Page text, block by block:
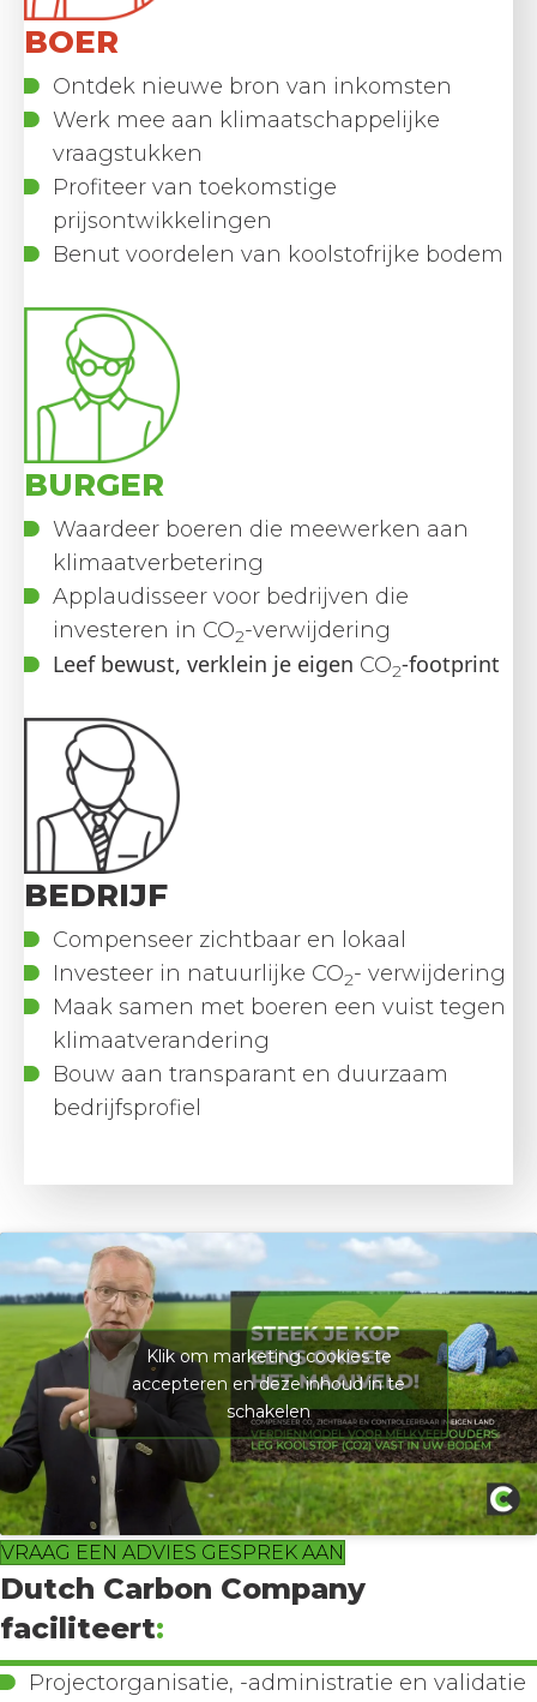
BOER
Ontdek nieuwe bron van inkomsten
Werk mee aan klimaatschappelijke
vraagstukken
Profiteer van toekomstige
prijsontwikkelingen
Benut voordelen van koolstofrijke bodem
BURGER
Waardeer boeren die meewerken aan
klimaatverbetering
Applaudisseer voor bedrijven die
investeren in CO2-verwijdering
Leef bewust, verklein je eigen CO2-footprint
BEDRIJF
Compenseer zichtbaar en lokaal
Investeer in natuurlijke CO2- verwijdering
Maak samen met boeren een vuist tegen
klimaatverandering
Bouw aan transparant en duurzaam
bedrijfsprofiel
Klik om marketing cookies te
accepteren en deze inhoud in te
schakelen
VRAAG EEN ADVIES GESPREK AAN
Dutch Carbon Company
faciliteert:
Projectorganisatie, -administratie en validatie